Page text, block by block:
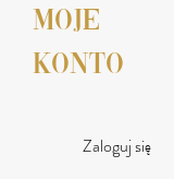
moje
konto
Zaloguj się